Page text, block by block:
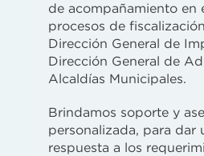
de acompañamiento en
procesos de
Dirección General de
Dirección General de
Alcaldías Municipales.
Brindamos soporte y
personalizada, para dar
respuesta a los